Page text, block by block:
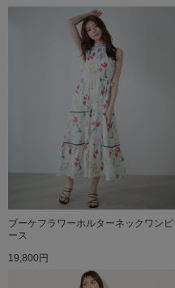
ブーケフラワーホルターネックワンピ
ース
19,800円